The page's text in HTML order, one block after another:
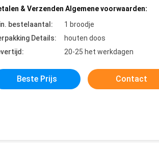
& Verzenden Algemene voorwaarden:
bestelaantal:
1 broodje
Details:
houten doos
20-25 het werkdagen
Beste Prijs Contact